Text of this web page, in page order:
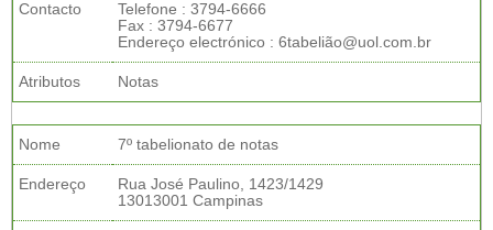
Contacto
Telefone : 3794-6666
Fax : 3794-6677
Endereço electrónico : 6tabelião@uol.com.br
Atributos Notas
Nome 7º tabelionato de notas
Endereço
Rua José Paulino, 1423/1429
13013001 Campinas